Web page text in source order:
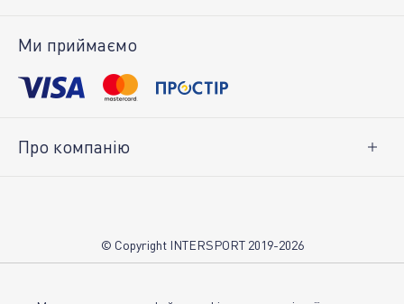
Повернення товару
Ми приймаємо
Про компанію
Магазини INTERSPORT
© Copyright INTERSPORT 2019-2026